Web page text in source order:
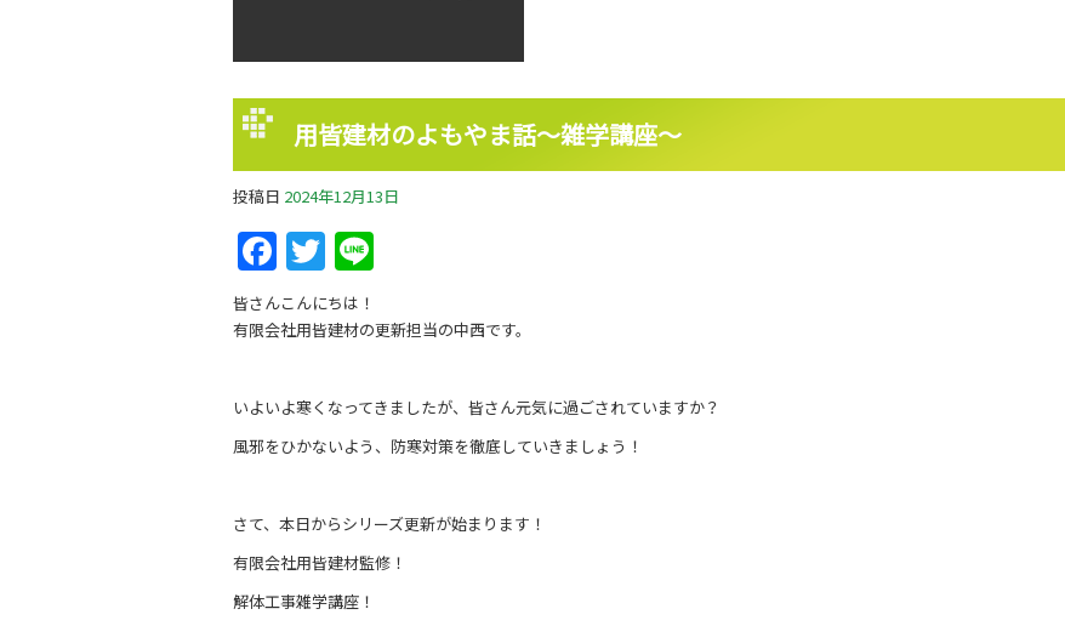
用皆建材のよもやま話～雑学講座～
投稿日 2024年12月13日
Facebook
Twitter
皆さんこんにちは！
有限会社用皆建材の更新担当の中西です。
いよいよ寒くなってきましたが、皆さん元気に過ごされていますか？
風邪をひかないよう、防寒対策を徹底していきましょう！
さて、本日からシリーズ更新が始まります！
有限会社用皆建材監修！
解体工事雑学講座！